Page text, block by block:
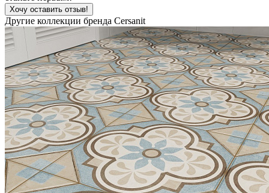
Хочу оставить отзыв!
Другие коллекции бренда Cersanit